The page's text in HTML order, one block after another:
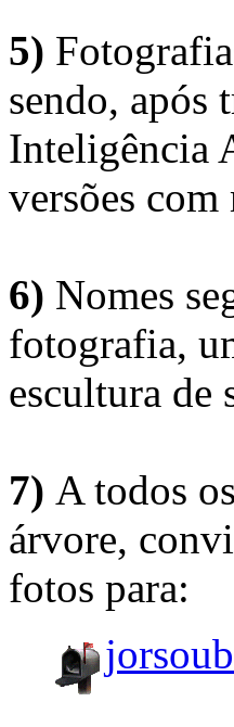
5)
sendo, após
Inteligência
versões
6) Nomes
fotografia,
escultura de
7) A todos
árvore,
fotos para: